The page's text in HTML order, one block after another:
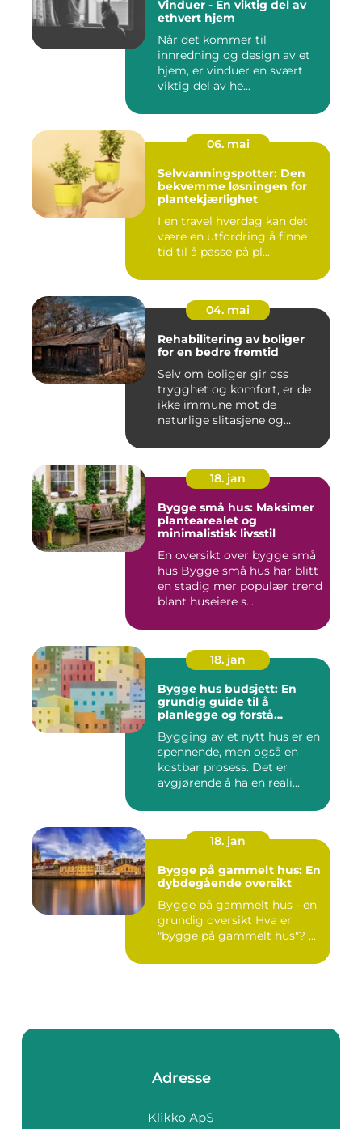
Vinduer - En viktig del av
ethvert hjem
Når det kommer til
innredning og design av et
hjem, er vinduer en svært
viktig del av he...
06. mai
Selvvanningspotter: Den
bekvemme løsningen for
plantekjærlighet
I en travel hverdag kan det
være en utfordring å finne
tid til å passe på pl...
04. mai
Rehabilitering av boliger
for en bedre fremtid
Selv om boliger gir oss
trygghet og komfort, er de
ikke immune mot de
naturlige slitasjene og
18. jan
Bygge små hus: Maksimer
plantearealet og
minimalistisk livsstil
En oversikt over bygge små
hus Bygge små hus har blitt
en stadig mer populær trend
blant huseiere s...
18. jan
Bygge hus budsjett: En
grundig guide til å
planlegge og forstå
Bygging av et nytt hus er en
spennende, men også en
kostbar prosess. Det er
avgjørende å ha en reali...
18. jan
Bygge på gammelt hus: En
dybdegående oversikt
Bygge på gammelt hus - en
grundig oversikt Hva er
"bygge på gammelt hus"? ...
Adresse